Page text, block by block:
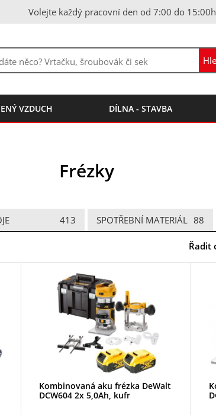
Volejte každý pracovní den od 7:00 do
VZDUCH DÍLNA - STAVBA
Frézky
413 88
SPOTŘEBNÍ MATERIÁL
Řadit
Kombinovaná aku frézka DeWalt
DCW604 2x 5,0Ah, kufr